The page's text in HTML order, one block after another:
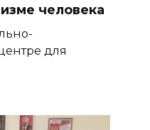
человека
для